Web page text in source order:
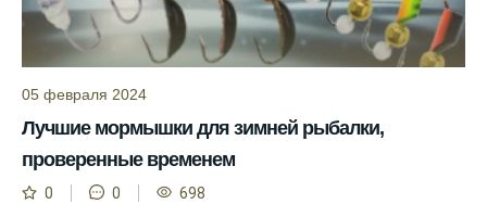
Прогноз клева учитывает изменения
температуры воды, что делает его более
Сегодня у меня был успешный клев, и это
благодаря прогнозу.
Прогноз клева на сайте всегда актуален и
помогает мне выбирать лучшие дни для
05 февраля 2024
Лучшие мормышки для зимней рыбалки,
проверенные временем
0 0 698